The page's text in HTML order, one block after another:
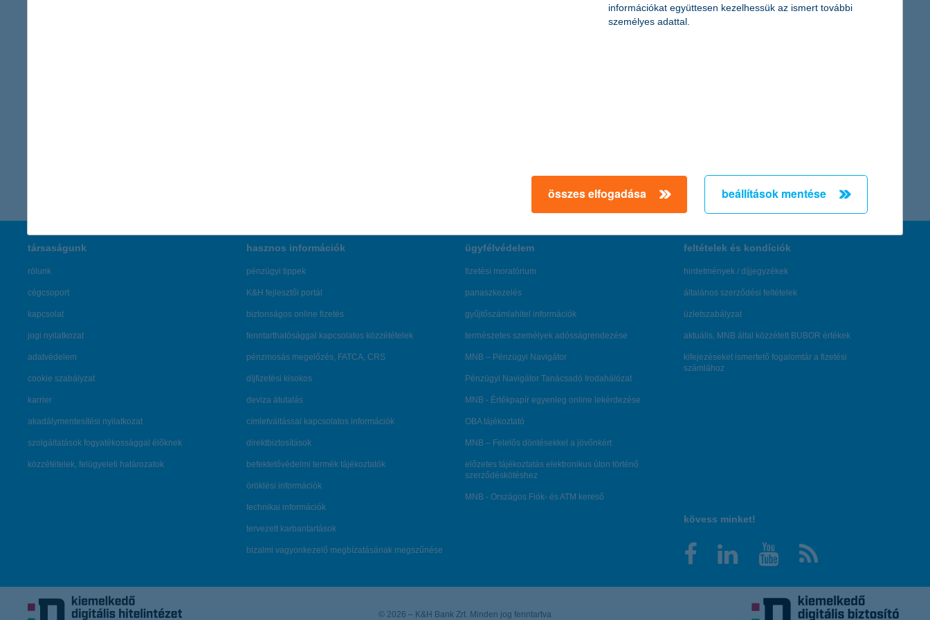
társaságunk
rólunk
cégcsoport
kapcsolat
jogi nyilatkozat
adatvédelem
cookie szabályzat
karrier
akadálymentesítési nyilatkozat
szolgáltatások fogyatékossággal élőknek
közzétételek, felügyeleti határozatok
hasznos információk
pénzügyi tippek
K&H fejlesztői portál
biztonságos online fizetés
fenntarthatósággal kapcsolatos közzétételek
pénzmosás megelőzés, FATCA, CRS
díjfizetési kisokos
deviza átutalás
címletváltással kapcsolatos információk
direktbiztosítások
befektetővédelmi termék tájékoztatók
öröklési információk
technikai információk
tervezett karbantartások
bizalmi vagyonkezelő megbízatásának megszűnése
ügyfélvédelem
fizetési moratórium
panaszkezelés
gyűjtőszámlahitel információk
természetes személyek adósságrendezése
MNB – Pénzügyi Navigátor
Pénzügyi Navigátor Tanácsadó Irodahálózat
MNB - Értékpapír egyenleg online lekérdezése
OBA tájékoztató
MNB – Felelős döntésekkel a jövőnkért
előzetes tájékoztatás elektronikus úton történő
szerződéskötéshez
MNB - Országos Fiók- és ATM kereső
feltételek és kondíciók
hirdetmények / díjjegyzékek
általános szerződési feltételek
üzletszabályzat
aktuális, MNB által közzétett BUBOR értékek
kifejezéseket ismertető fogalomtár a fizetési
számlához
kövess minket!
© 2026 – K&H Bank Zrt. Minden jog fenntartva
információkat együttesen kezelhessük az ismert további
személyes adattal.
összes elfogadása beállítások mentése